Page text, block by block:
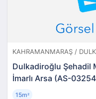
KAHRAMANMARAŞ /
Dulkadiroğlu Şehadil
İmarlı Arsa (AS-
15m²